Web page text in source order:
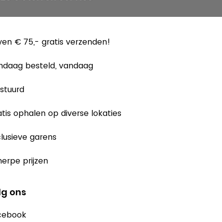
€ 75,- gratis verzenden!
besteld, vandaag
ophalen op diverse lokaties
garens
prijzen
ons